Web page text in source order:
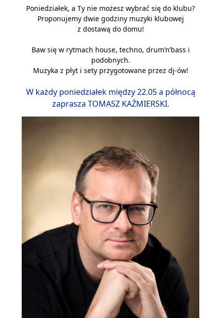
Poniedziałek, a Ty nie możesz wybrać się do klubu?
Proponujemy dwie godziny muzyki klubowej
z dostawą do domu!
Baw się w rytmach house, techno, drum’n’bass i
podobnych.
Muzyka z płyt i sety przygotowane przez dj-ów!
W każdy poniedziałek między 22.05 a północą
zaprasza TOMASZ KAŹMIERSKI.